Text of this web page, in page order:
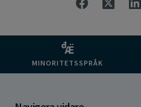
MINORITETSSPRÅK